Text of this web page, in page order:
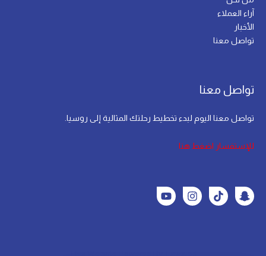
آراء العملاء
الأخبار
تواصل معنا
تواصل معنا
تواصل معنا اليوم لبدء تخطيط رحلتك المثالية إلى روسيا.
للإستفسار اضغط هنا